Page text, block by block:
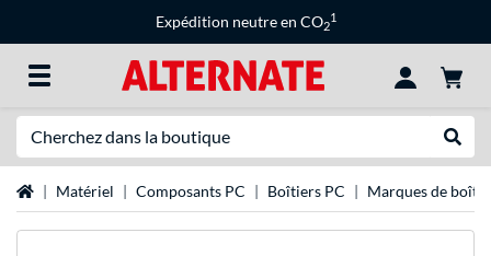
Expédition neutre en CO2
1
Page d'accueil
Matériel Composants PC Boîtiers PC Marques de